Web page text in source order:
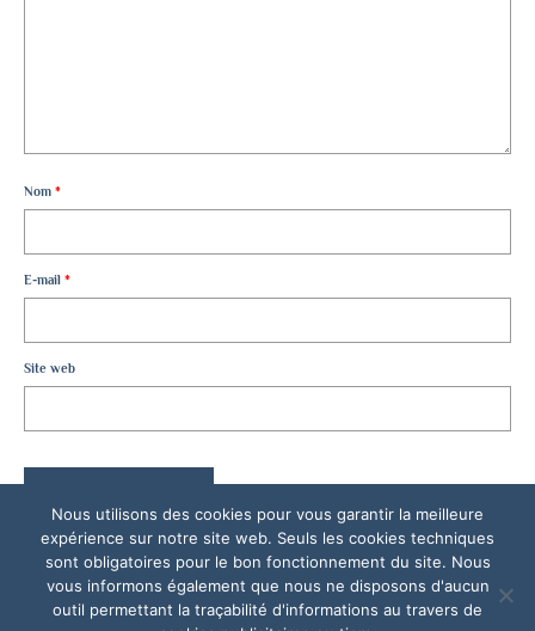
Nom *
E-mail *
Site web
Nous utilisons des cookies pour vous garantir la meilleure
expérience sur notre site web. Seuls les cookies techniques
sont obligatoires pour le bon fonctionnement du site. Nous
vous informons également que nous ne disposons d'aucun
outil permettant la traçabilité d'informations au travers de